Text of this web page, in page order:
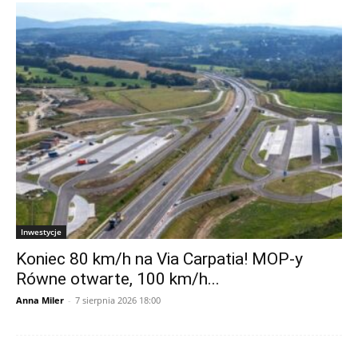
Inwestycje
Koniec 80 km/h na Via Carpatia! MOP-y
Równe otwarte, 100 km/h...
Anna Miler - 7 sierpnia 2026 18:00